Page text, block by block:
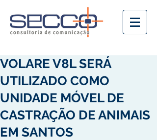
VOLARE V8L SERÁ
UTILIZADO COMO
UNIDADE MÓVEL DE
CASTRAÇÃO DE ANIMAIS
EM SANTOS